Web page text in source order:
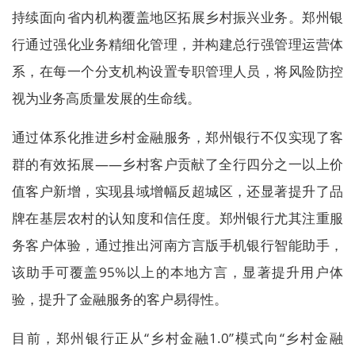
持续面向省内机构覆盖地区拓展乡村振兴业务。郑州银
行通过强化业务精细化管理，并构建总行强管理运营体
系，在每一个分支机构设置专职管理人员，将风险防控
视为业务高质量发展的生命线。
通过体系化推进乡村金融服务，郑州银行不仅实现了客
群的有效拓展——乡村客户贡献了全行四分之一以上价
值客户新增，实现县域增幅反超城区，还显著提升了品
牌在基层农村的认知度和信任度。郑州银行尤其注重服
务客户体验，通过推出河南方言版手机银行智能助手，
该助手可覆盖95%以上的本地方言，显著提升用户体
验，提升了金融服务的客户易得性。
目前，郑州银行正从“乡村金融1.0”模式向“乡村金融